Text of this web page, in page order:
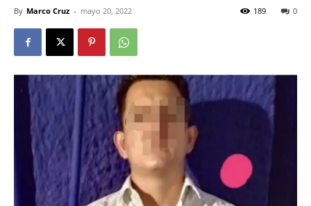
By Marco Cruz - mayo 20, 2022 0
189